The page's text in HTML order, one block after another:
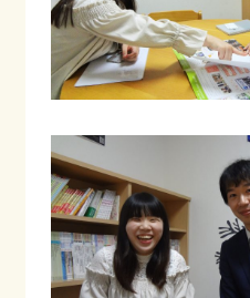
プライバ